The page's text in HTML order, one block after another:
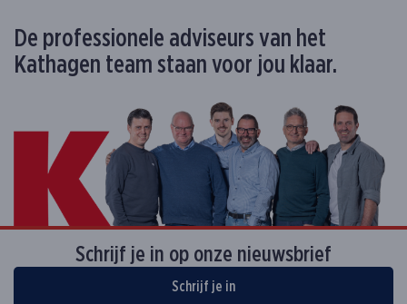
De professionele adviseurs van het
Kathagen team staan voor jou klaar.
Schrijf je in op onze nieuwsbrief
Schrijf je in